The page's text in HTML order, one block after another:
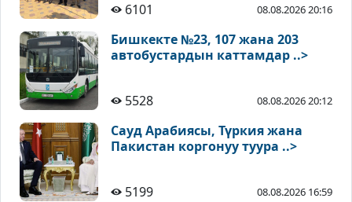
6101 08.08.2026 20:16
Бишкекте №23, 107 жана 203
автобустардын каттамдар ..>
5528 08.08.2026 20:12
Сауд Арабиясы, Түркия жана
Пакистан коргонуу туура ..>
5199 08.08.2026 16:59